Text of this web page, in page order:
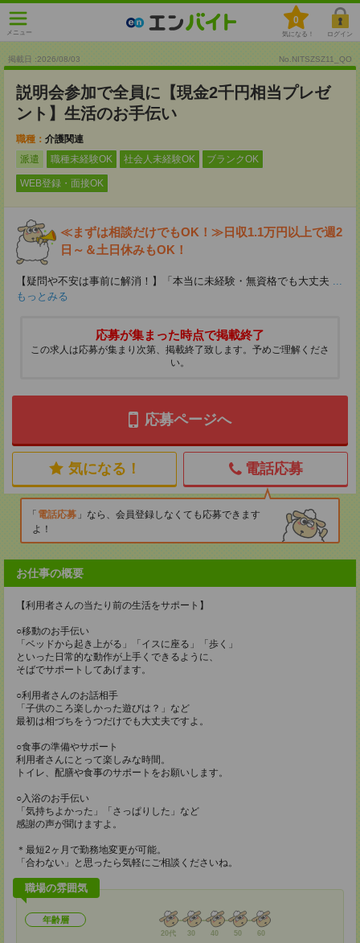
メニュー
0
気になる！ ログイン
掲載日 :2026/08/03 No.NITSZSZ11_QO
説明会参加で全員に【現金2千円相当プレゼ
ント】生活のお手伝い
職種： 介護関連
派遣
職種未経験OK 社会人未経験OK ブランクOK
WEB登録・面接OK
≪まずは相談だけでもOK！≫日収1.1万円以上で週2
日～＆土日休みもOK！
【疑問や不安は事前に解消！】「本当に未経験・無資格でも大丈夫 ...
もっとみる
応募が集まった時点で掲載終了
この求人は応募が集まり次第、掲載終了致します。予めご理解くださ
い。
応募ページへ
気になる！ 電話応募
電話応募
なら、会員登録しなくても応募できます
よ！
お仕事の概要
【利用者さんの当たり前の生活をサポート】
○移動のお手伝い
「ベッドから起き上がる」「イスに座る」「歩く」
といった日常的な動作が上手くできるように、
そばでサポートしてあげます。
○利用者さんのお話相手
「子供のころ楽しかった遊びは？」など
最初は相づちをうつだけでも大丈夫ですよ。
○食事の準備やサポート
利用者さんにとって楽しみな時間。
トイレ、配膳や食事のサポートをお願いします。
○入浴のお手伝い
「気持ちよかった」「さっぱりした」など
感謝の声が聞けますよ。
＊最短2ヶ月で勤務地変更が可能。
「合わない」と思ったら気軽にご相談くださいね。
職場の雰囲気
年齢層
20代 30 40 50 60